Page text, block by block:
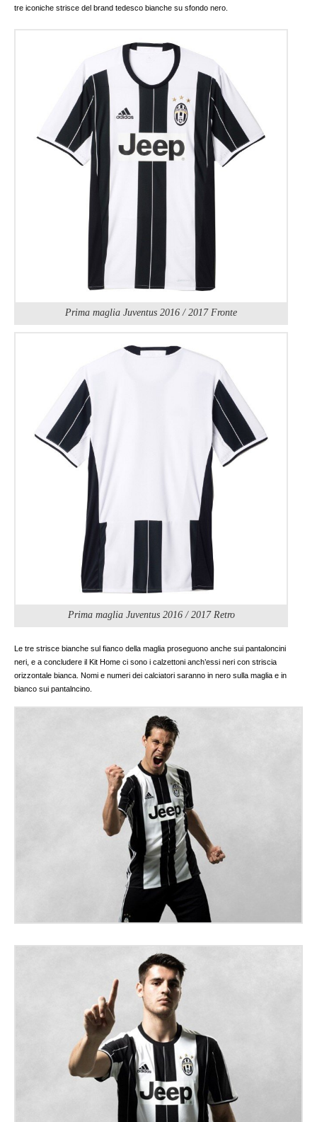
tre iconiche strisce del brand tedesco bianche su sfondo nero.
Prima maglia Juventus 2016 / 2017 Fronte
Prima maglia Juventus 2016 / 2017 Retro
Le tre strisce bianche sul fianco della maglia proseguono anche sui pantaloncini
neri, e a concludere il Kit Home ci sono i calzettoni anch’essi neri con striscia
orizzontale bianca. Nomi e numeri dei calciatori saranno in nero sulla maglia e in
bianco sui pantalncino.